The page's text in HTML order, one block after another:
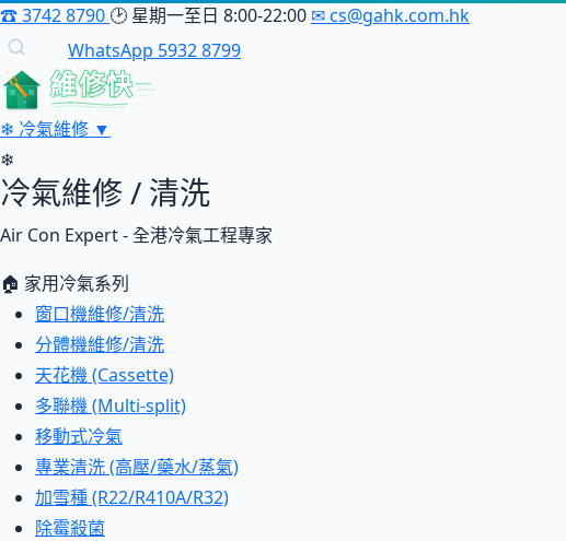
☎3742 8790 🕑 星期一至日 8:00-22:00 ✉cs@gahk.com.hk
WhatsApp 5932 8799
維修快
❄ 冷氣維修 ▼
❄
冷氣維修 / 清洗
Air Con Expert - 全港冷氣工程專家
🏠 家用冷氣系列
窗口機維修/清洗
分體機維修/清洗
天花機 (Cassette)
多聯機 (Multi-split)
移動式冷氣
專業清洗 (高壓/藥水/蒸氣)
加雪種 (R22/R410A/R32)
除霉殺菌